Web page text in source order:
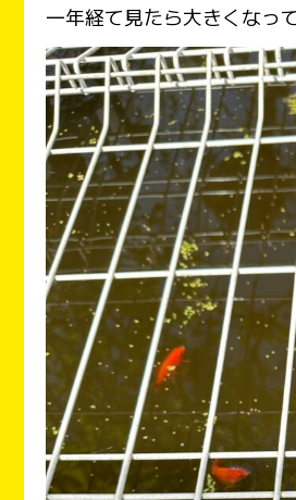
一年経て見たら大きくなっ